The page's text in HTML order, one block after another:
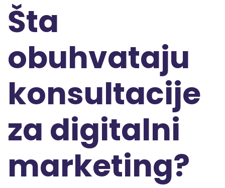
Šta
obuhvataju
konsultacije
za digitalni
marketing?